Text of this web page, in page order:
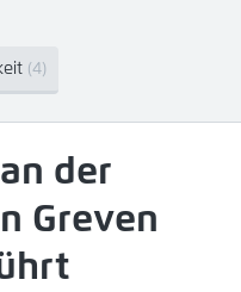
(4)
der
Greven